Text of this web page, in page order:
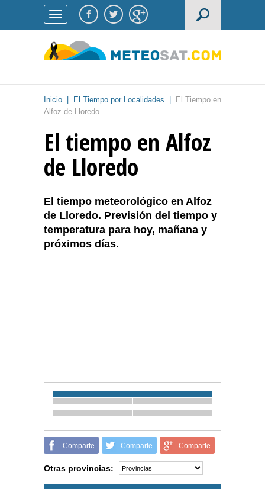
Inicio El Tiempo por Localidades
El Tiempo en
Alfoz de Lloredo
El tiempo en Alfoz
de Lloredo
El tiempo meteorológico en Alfoz
de Lloredo. Previsión del tiempo y
temperatura para hoy, mañana y
próximos días.
Comparte Comparte Comparte
Otras provincias: